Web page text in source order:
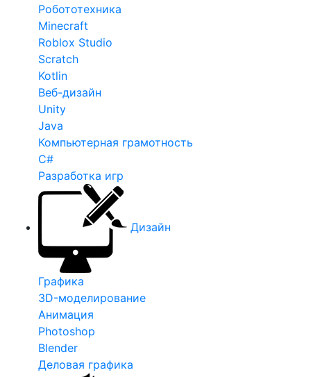
Робототехника
Minecraft
Roblox Studio
Scratch
Kotlin
Веб-дизайн
Unity
Java
Компьютерная грамотность
C#
Разработка игр
Дизайн
Графика
3D-моделирование
Анимация
Photoshop
Blender
Деловая графика